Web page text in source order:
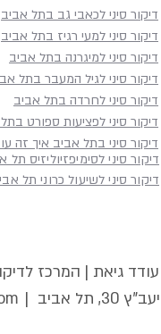
דיקור
רפואה
שמתקשה
דיקור סיני לסימיפזיוליזיס תל
דיקור סיני לכאבי גב בתל אביב
דיקור סיני למעי רגיז בתל אביב
דיקור סיני למיגרנה בתל אביב
דיקור סיני לגיל המעבר בתל
דיקור סיני לחרדה בתל אביב
דיקור סיני לפציעות ספורט
דיקור סיני בתל אביב איך זה
עודד גיאת | המרכז
יעב"ץ 30, תל אביב |
דיקור סיני לשיעול כרוני תל